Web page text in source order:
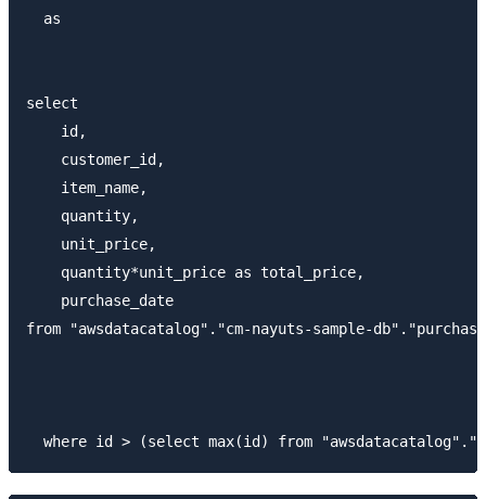
  as
select
    id,
    customer_id,
    item_name,
    quantity,
    unit_price,
    quantity*unit_price as total_price,
    purchase_date
from "awsdatacatalog"."cm-nayuts-sample-